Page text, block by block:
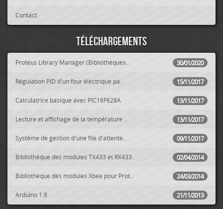
Contact
Téléchargements
30/01/2020
Proteus Library Manager (Bibliothèques..
15/11/2017
Régulation PID d'un four électrique pa..
13/11/2017
Calculatrice basique avec PIC16F628A
13/11/2017
Lecture et affichage de la température ..
09/11/2017
Système de gestion d'une file d'attente..
02/04/2014
Bibliothèque des modules TX433 et RX433..
24/03/2014
Bibliothèque des modules Xbee pour Prot..
21/11/2013
Arduino 1.8